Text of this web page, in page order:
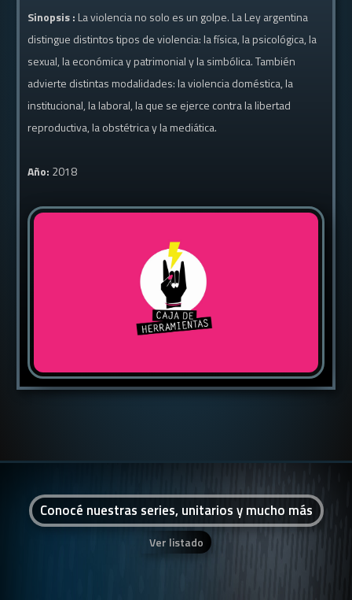
Sinopsis : La violencia no solo es un golpe. La Ley argentina
distingue distintos tipos de violencia: la física, la psicológica, la
sexual, la económica y patrimonial y la simbólica. También
advierte distintas modalidades: la violencia doméstica, la
institucional, la laboral, la que se ejerce contra la libertad
reproductiva, la obstétrica y la mediática.
Año: 2018
Conocé nuestras series, unitarios y mucho más
Ver listado